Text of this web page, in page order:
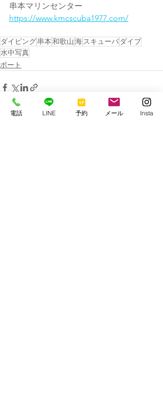
串本マリンセンター
https://www.kmcscuba1977.com/
ダイビング串本和歌山海 スキューバ ダイブ
水中写真
ボート
電話 LINE 予約 メール Insta